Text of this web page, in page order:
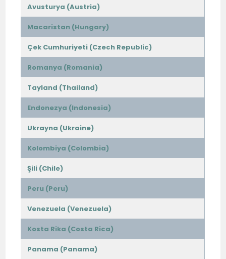
Avusturya (Austria)
Macaristan (Hungary)
Çek Cumhuriyeti (Czech Republic)
Romanya (Romania)
Tayland (Thailand)
Endonezya (Indonesia)
Ukrayna (Ukraine)
Kolombiya (Colombia)
Şili (Chile)
Peru (Peru)
Venezuela (Venezuela)
Kosta Rika (Costa Rica)
Panama (Panama)